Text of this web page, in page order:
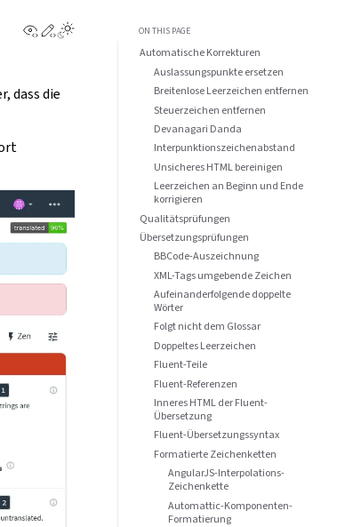
View this page
Edit this page
dass die
ON THIS PAGE
Automatische Korrekturen
Auslassungspunkte ersetzen
Breitenlose Leerzeichen entfernen
Steuerzeichen entfernen
Devanagari Danda
Interpunktionszeichenabstand
Unsicheres HTML bereinigen
Leerzeichen an Beginn und Ende
korrigieren
Qualitätsprüfungen
Übersetzungsprüfungen
BBCode-Auszeichnung
XML-Tags umgebende Zeichen
Aufeinanderfolgende doppelte
Wörter
Folgt nicht dem Glossar
Doppeltes Leerzeichen
Fluent-Teile
Fluent-Referenzen
Inneres HTML der Fluent-
Übersetzung
Fluent-Übersetzungssyntax
Formatierte Zeichenketten
AngularJS-Interpolations-
Zeichenkette
Automattic-Komponenten-
Formatierung